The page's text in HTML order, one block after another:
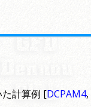
計算例 [DCPAM4,